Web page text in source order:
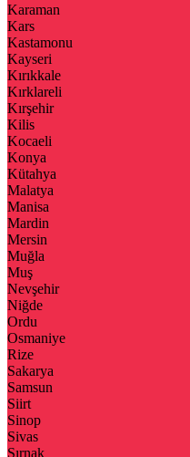
Karaman
Kars
Kastamonu
Kayseri
Kırıkkale
Kırklareli
Kırşehir
Kilis
Kocaeli
Konya
Kütahya
Malatya
Manisa
Mardin
Mersin
Muğla
Muş
Nevşehir
Niğde
Ordu
Osmaniye
Rize
Sakarya
Samsun
Siirt
Sinop
Sivas
Şırnak